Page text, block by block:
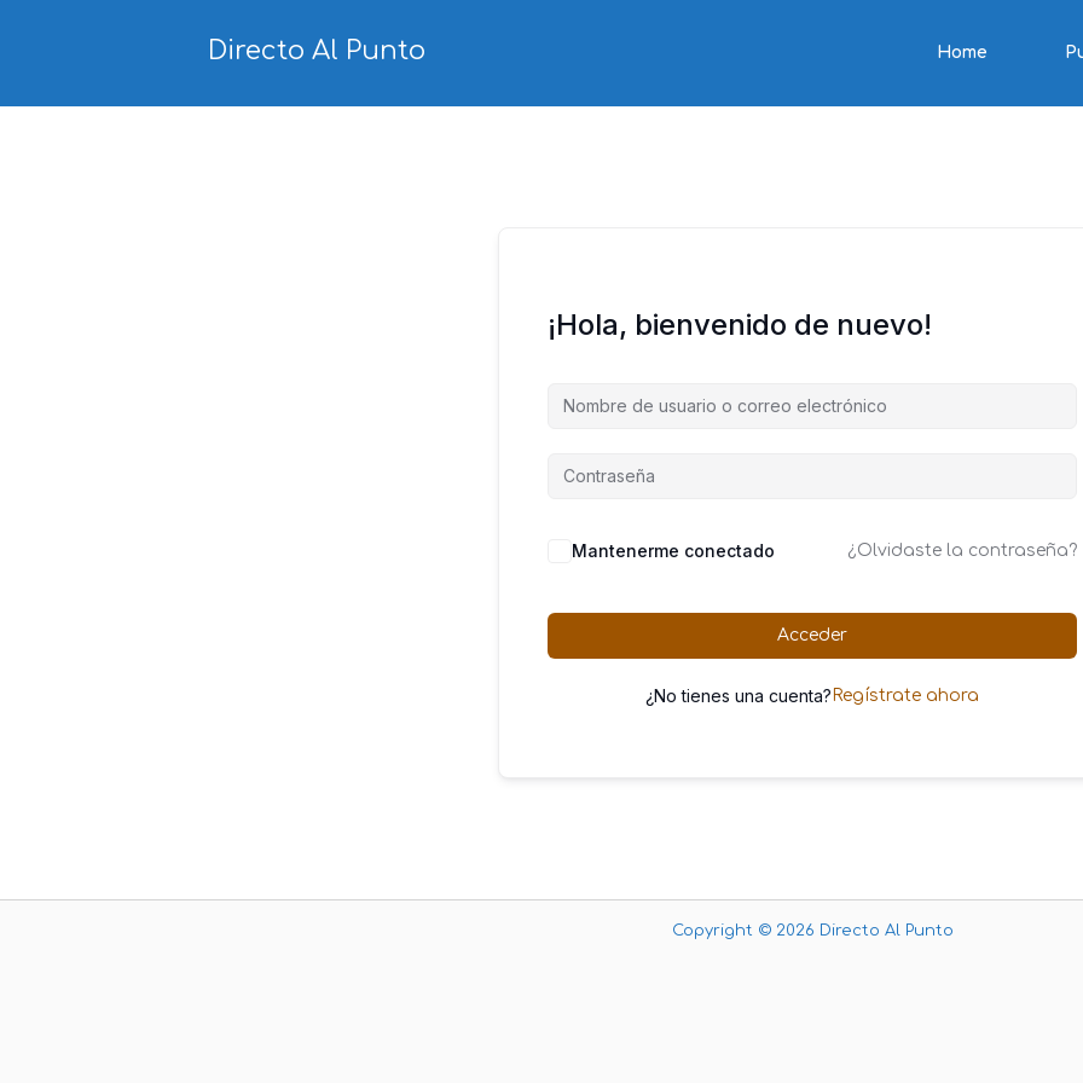
Directo Al Punto Home
¡Hola, bienvenido de nuevo!
Mantenerme conectado ¿Olvidaste la contraseña?
Acceder
¿No tienes una cuenta? Regístrate ahora
Copyright © 2026 Directo Al Punto